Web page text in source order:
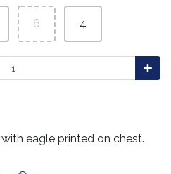
6 4
eagle printed on chest.